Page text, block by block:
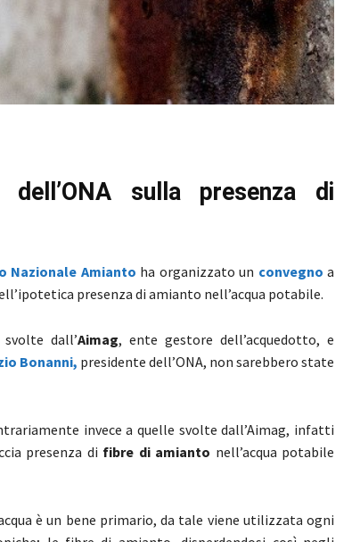
sulla presenza di
Nazionale Amianto ha organizzato un convegno a
presenza di amianto nell’acqua potabile.
dall’Aimag, ente gestore dell’acquedotto, e
Bonanni, presidente dell’ONA, non sarebbero state
invece a quelle svolte dall’Aimag, infatti
presenza di fibre di amianto nell’acqua potabile
è un bene primario, da tale viene utilizzata ogni